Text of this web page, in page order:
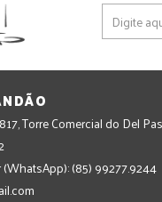
Torre Comercial do Del
(85) 99277.9244